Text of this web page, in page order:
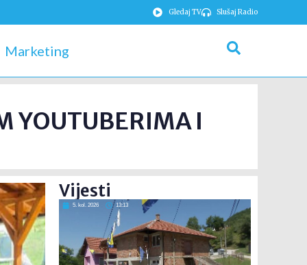
Gledaj TV Slušaj Radio
Marketing
YOUTUBERIMA I
Vijesti
5. kol. 2026 13:13